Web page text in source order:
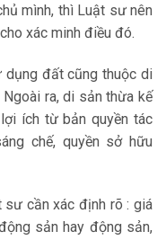
mình, thì Luật sư nên
xác minh điều đó.
đất cũng thuộc di
ra, di sản thừa kế
ích từ bản quyền tác
chế, quyền sở hữu
sư cần xác định rõ : giá
sản hay động sản,